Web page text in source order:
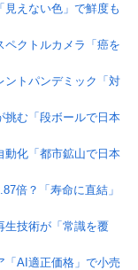
見えない色」で鮮度も
ペクトルカメラ「癌を
ントパンデミック「対
挑む「段ボールで日本
動化「都市鉱山で日本
倍？「寿命に直結」
生技術が「常識を覆
「AI適正価格」で小売